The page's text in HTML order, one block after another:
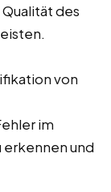
des
von
im
und